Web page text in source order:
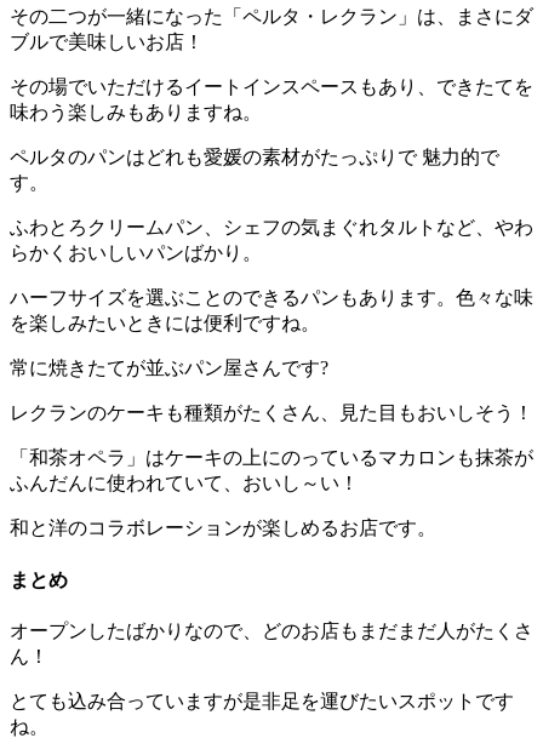
その二つが一緒になった「ペルタ・レクラン」は、まさにダ
ブルで美味しいお店！
その場でいただけるイートインスペースもあり、できたてを
味わう楽しみもありますね。
ペルタのパンはどれも愛媛の素材がたっぷりで 魅力的で
す。
ふわとろクリームパン、シェフの気まぐれタルトなど、やわ
らかくおいしいパンばかり。
ハーフサイズを選ぶことのできるパンもあります。色々な味
を楽しみたいときには便利ですね。
常に焼きたてが並ぶパン屋さんです?
レクランのケーキも種類がたくさん、見た目もおいしそう！
「和茶オペラ」はケーキの上にのっているマカロンも抹茶が
ふんだんに使われていて、おいし～い！
和と洋のコラボレーションが楽しめるお店です。
まとめ
オープンしたばかりなので、どのお店もまだまだ人がたくさ
ん！
とても込み合っていますが是非足を運びたいスポットです
ね。